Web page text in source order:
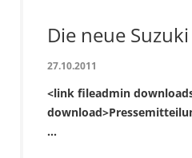
Die neue
27.10.2011
<link fileadmin
...